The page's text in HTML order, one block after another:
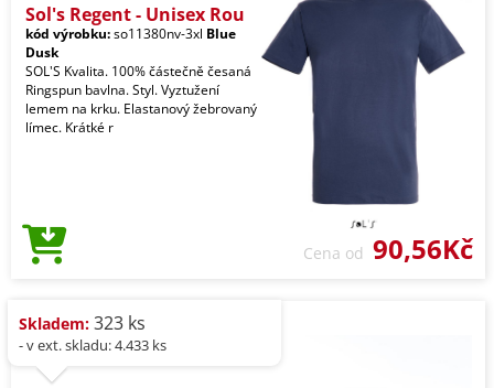
Sol's Regent - Unisex Rou
kód výrobku:so11380nv-3xl Blue
Dusk
SOL'S Kvalita. 100% částečně česaná
Ringspun bavlna. Styl. Vyztužení
lemem na krku. Elastanový žebrovaný
límec. Krátké r
Cena od 90,56Kč
Skladem: 323 ks
- v ext. skladu: 4.433 ks